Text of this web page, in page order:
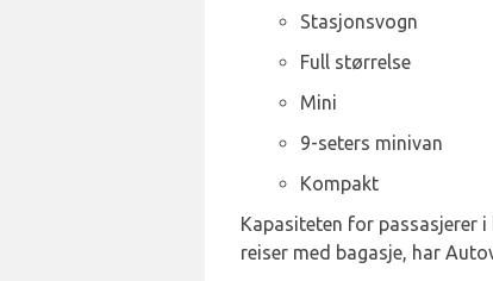
Stasjonsvogn
Full størrelse
Mini
9-seters minivan
Kompakt
Kapasiteten for passasjerer
reiser med bagasje, har